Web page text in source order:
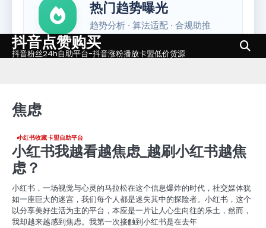
Skip抖音点赞购买
抖音粉丝24h自助平台-抖音涨粉播放卡盟低价货源
焦虑
小红书收藏卡盟自助平台
小红书我越看越焦虑_越刷小红书越焦
虑？
小红书，一场视觉与心灵的马拉松在这个信息爆炸的时代，社交媒体犹
如一座巨大的迷宫，我们每个人都是迷失其中的探险者。小红书，这个
以分享美好生活为主的平台，本应是一片让人心生向往的乐土，然而，
我却越来越感到焦虑。我第一次接触到小红书是在去年